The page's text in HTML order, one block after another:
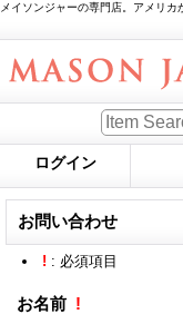
メイソンジャーの専門店。アメリカ
ログイン
お問い合わせ
! : 必須項目
お名前 !